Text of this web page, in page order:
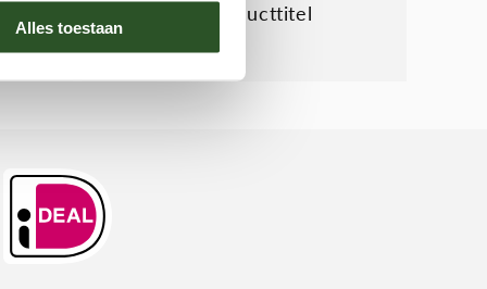
Alles toestaan
Voorbeeld producttitel
Normale
€19,99